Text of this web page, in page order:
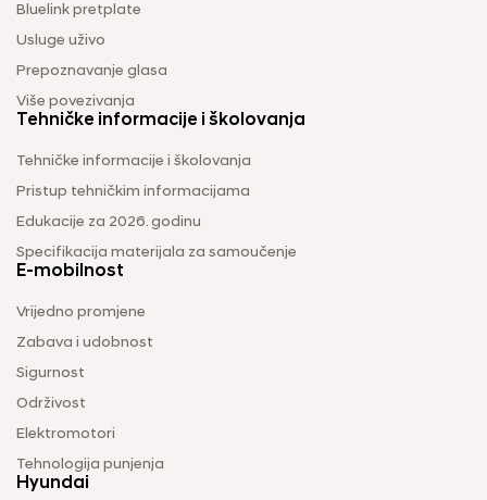
Bluelink pretplate
Usluge uživo
Prepoznavanje glasa
Više povezivanja
Tehničke informacije i školovanja
Tehničke informacije i školovanja
Pristup tehničkim informacijama
Edukacije za 2026. godinu
Specifikacija materijala za samoučenje
E-mobilnost
Vrijedno promjene
Zabava i udobnost
Sigurnost
Održivost
Elektromotori
Tehnologija punjenja
Hyundai